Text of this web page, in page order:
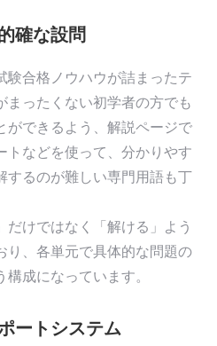
確な設問
験合格ノウハウが詰まったテ
まったくない初学者の方でも
ができるよう、解説ページで
トなどを使って、分かりやす
するのが難しい専門用語も丁
けではなく「解ける」よう
り、各単元で具体的な問題の
成になっています。
ートシステム